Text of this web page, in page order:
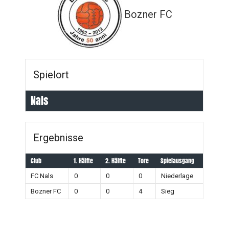
Bozner FC
Spielort
Nals
Ergebnisse
Club 1. Hälfte 2. Hälfte Tore Spielausgang
FC Nals 0 0 0
Niederlage
Bozner FC
0 0 4 Sieg